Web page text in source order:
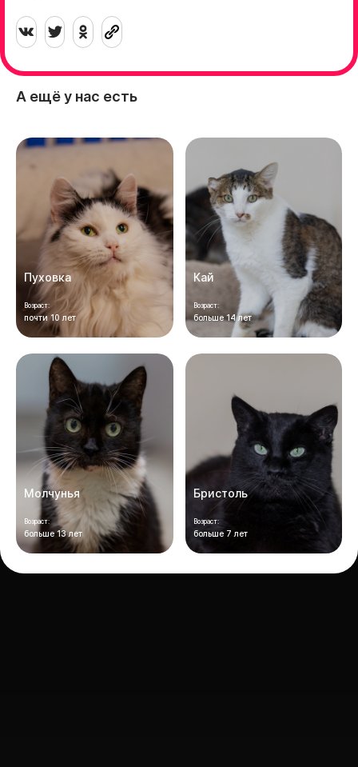
А ещё у нас есть
Пуховка
Возраст:
почти 10 лет
Кай
Возраст:
больше 14 лет
Молчунья
Возраст:
больше 13 лет
Бристоль
Возраст:
больше 7 лет